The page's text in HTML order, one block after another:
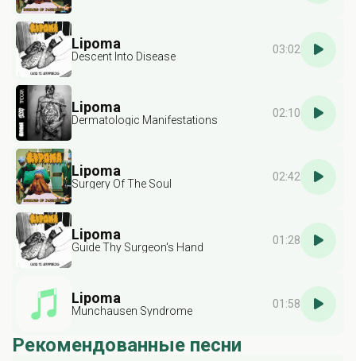
Lipoma
Descent Into Disease
03:02
Lipoma
Dermatologic Manifestations
02:10
Lipoma
Surgery Of The Soul
02:42
Lipoma
Guide Thy Surgeon's Hand
01:28
Lipoma
Munchausen Syndrome
01:58
Рекомендованные песни